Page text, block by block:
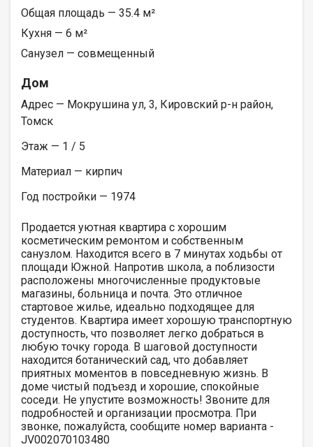
Общая площадь — 35.4 м²
Кухня — 6 м²
Санузел — совмещенный
Дом
Адрес — Мокрушина ул, 3, Кировский р-н район,
Томск
Этаж — 1 / 5
Материал — кирпич
Год постройки — 1974
Продается уютная квартира с хорошим
косметическим ремонтом и собственным
санузлом. Находится всего в 7 минутах ходьбы от
площади Южной. Напротив школа, а поблизости
расположены многочисленные продуктовые
магазины, больница и почта. Это отличное
стартовое жилье, идеально подходящее для
студентов. Квартира имеет хорошую транспортную
доступность, что позволяет легко добраться в
любую точку города. В шаговой доступности
находится ботанический сад, что добавляет
приятных моментов в повседневную жизнь. В
доме чистый подъезд и хорошие, спокойные
соседи. Не упустите возможность! Звоните для
подробностей и организации просмотра. При
звонке, пожалуйста, сообщите номер варианта -
JV002070103480